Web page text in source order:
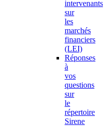
intervenants
sur
les
marchés
financiers
(LEI)
Réponses
à
vos
questions
sur
le
répertoire
Sirene